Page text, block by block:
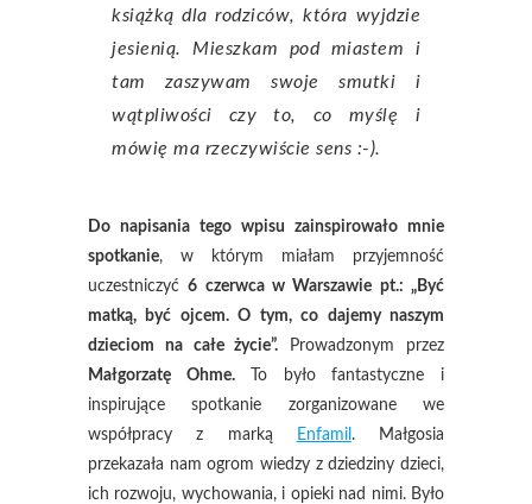
książką dla rodziców, która wyjdzie
jesienią. Mieszkam pod miastem i
tam zaszywam swoje smutki i
wątpliwości czy to, co myślę i
mówię ma rzeczywiście sens :-).
Do napisania tego wpisu zainspirowało mnie
spotkanie, w którym miałam przyjemność
uczestniczyć6 czerwca w Warszawie pt.: „Być
matką, być ojcem. O tym, co dajemy naszym
dzieciom na całe życie”. Prowadzonym przez
Małgorzatę Ohme.To było fantastyczne i
inspirujące spotkanie zorganizowane we
współpracy z marką
Enfamil . Małgosia
przekazała nam ogrom wiedzy z dziedziny dzieci,
ich rozwoju, wychowania, i opieki nad nimi. Było